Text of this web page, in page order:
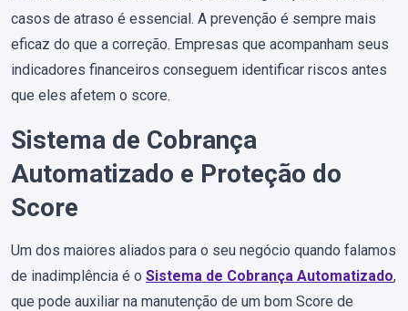
casos de atraso é essencial. A prevenção é sempre mais
eficaz do que a correção. Empresas que acompanham seus
indicadores financeiros conseguem identificar riscos antes
que eles afetem o score.
Sistema de Cobrança
Automatizado e Proteção do
Score
Um dos maiores aliados para o seu negócio quando falamos
de inadimplência é o Sistema de Cobrança Automatizado,
que pode auxiliar na manutenção de um bom Score de